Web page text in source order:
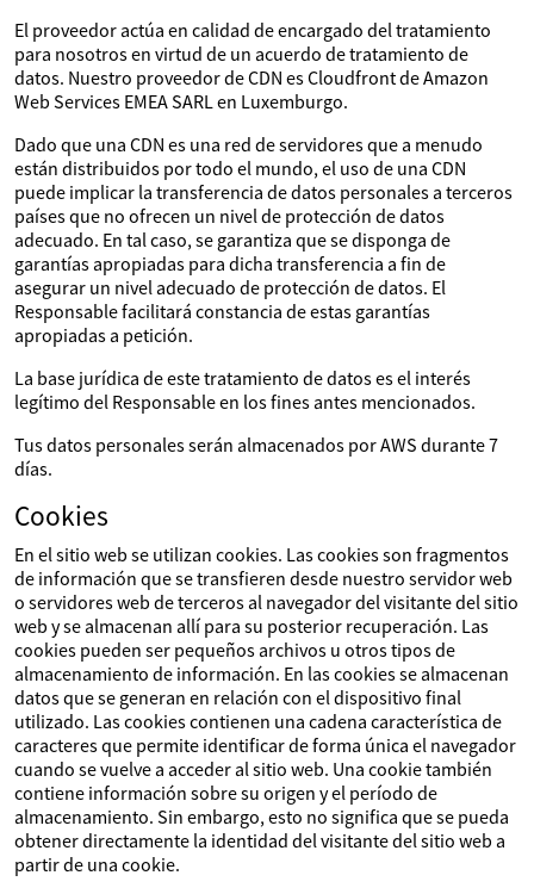
El proveedor actúa en calidad de encargado del tratamiento
para nosotros en virtud de un acuerdo de tratamiento de
datos. Nuestro proveedor de CDN es Cloudfront de Amazon
Web Services EMEA SARL en Luxemburgo.
Dado que una CDN es una red de servidores que a menudo
están distribuidos por todo el mundo, el uso de una CDN
puede implicar la transferencia de datos personales a terceros
países que no ofrecen un nivel de protección de datos
adecuado. En tal caso, se garantiza que se disponga de
garantías apropiadas para dicha transferencia a fin de
asegurar un nivel adecuado de protección de datos. El
Responsable facilitará constancia de estas garantías
apropiadas a petición.
La base jurídica de este tratamiento de datos es el interés
legítimo del Responsable en los fines antes mencionados.
Tus datos personales serán almacenados por AWS durante 7
días.
Cookies
En el sitio web se utilizan cookies. Las cookies son fragmentos
de información que se transfieren desde nuestro servidor web
o servidores web de terceros al navegador del visitante del sitio
web y se almacenan allí para su posterior recuperación. Las
cookies pueden ser pequeños archivos u otros tipos de
almacenamiento de información. En las cookies se almacenan
datos que se generan en relación con el dispositivo final
utilizado. Las cookies contienen una cadena característica de
caracteres que permite identificar de forma única el navegador
cuando se vuelve a acceder al sitio web. Una cookie también
contiene información sobre su origen y el período de
almacenamiento. Sin embargo, esto no significa que se pueda
obtener directamente la identidad del visitante del sitio web a
partir de una cookie.